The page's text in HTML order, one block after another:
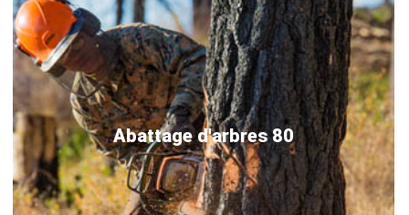
Abattage d'arbres 80